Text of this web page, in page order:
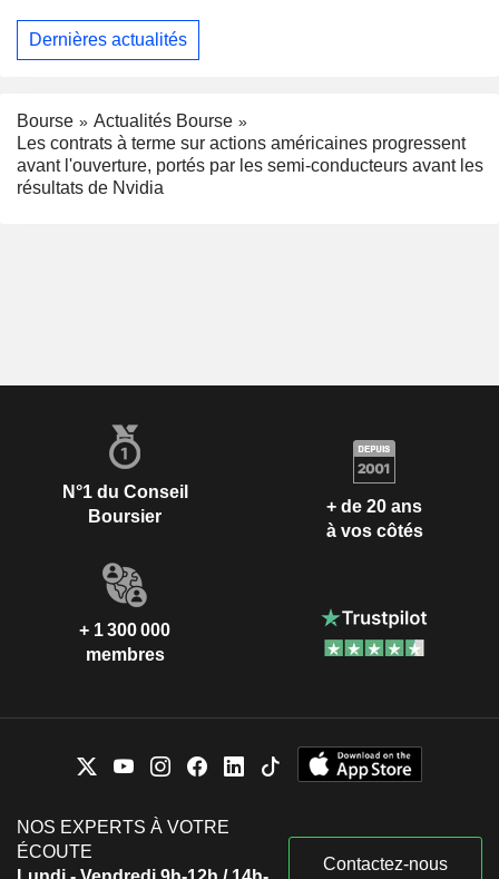
Dernières actualités
Bourse
Actualités Bourse
Les contrats à terme sur actions américaines progressent
avant l'ouverture, portés par les semi-conducteurs avant les
résultats de Nvidia
N°1 du Conseil
Boursier
+ de 20 ans
à vos côtés
+ 1 300 000
membres
NOS EXPERTS À VOTRE
ÉCOUTE
Contactez-nous